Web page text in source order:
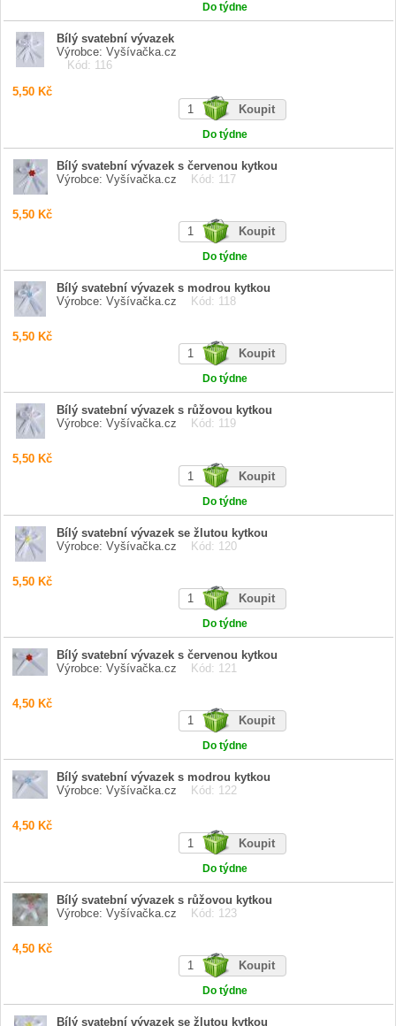
Do týdne
Bílý svatební vývazek
Výrobce: Vyšívačka.cz
Kód: 116
Do týdne
5,50 Kč
Bílý svatební vývazek s červenou kytkou
Výrobce: Vyšívačka.cz Kód: 117
Do týdne
5,50 Kč
Bílý svatební vývazek s modrou kytkou
Výrobce: Vyšívačka.cz
Kód: 118
Do týdne
5,50 Kč
Bílý svatební vývazek s růžovou kytkou
Výrobce: Vyšívačka.cz
Kód: 119
Do týdne
5,50 Kč
Bílý svatební vývazek se žlutou kytkou
Výrobce: Vyšívačka.cz Kód: 120
Do týdne
5,50 Kč
Bílý svatební vývazek s červenou kytkou
Výrobce: Vyšívačka.cz
Kód: 121
Do týdne
4,50 Kč
Bílý svatební vývazek s modrou kytkou
Výrobce: Vyšívačka.cz
Kód: 122
Do týdne
4,50 Kč
Bílý svatební vývazek s růžovou kytkou
Výrobce: Vyšívačka.cz Kód: 123
Do týdne
4,50 Kč
Bílý svatební vývazek se žlutou kytkou